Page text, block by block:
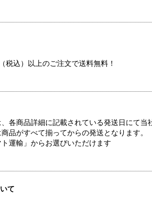
込）以上のご注文で送料無料！
各商品詳細に記載されている発送日にて当
品がすべて揃ってからの発送となります。
運輸」からお選びいただけます
て